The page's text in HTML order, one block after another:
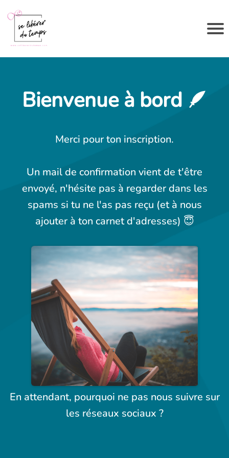
Bienvenue à bord 🪶
Merci pour ton inscription.
Un mail de confirmation vient de t'être
envoyé, n'hésite pas à regarder dans les
spams si tu ne l'as pas reçu (et à nous
ajouter à ton carnet d'adresses) 😇
En attendant, pourquoi ne pas nous suivre sur
les réseaux sociaux ?